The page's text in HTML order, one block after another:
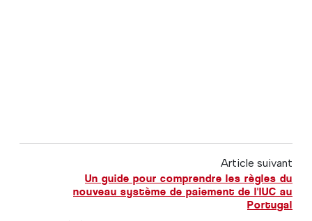
Article suivant
Un guide pour comprendre les règles du
nouveau système de paiement de l'IUC au
Portugal